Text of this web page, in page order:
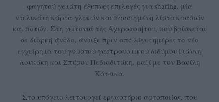
φαγητού γεμάτη έξυπνες επιλογές για sharing, μία
ντελικάτη κάρτα γλυκών και προσεγμένη λίστα κρασιών
και ποτών. Στη γειτονιά της Αχεροποιήτου, που βρίσκεται
σε διαρκή άνοδο, άνοιξε πριν από λίγες ημέρες το νέο
εγχείρημα του γνωστού γαστρονομικού διδύμου Γιάννη
Λουκάκη και Σπύρου Πεδιαδιτάκη, μαζί με τον Βασίλη
Κότσικα.
Στο υπόγειο λειτουργεί εργαστήριο αρτοποιίας, που